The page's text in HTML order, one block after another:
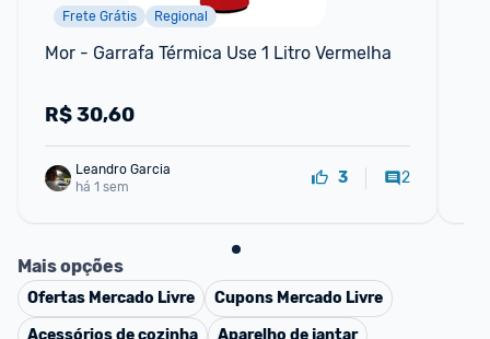
Frete Grátis Regional
Mor - Garrafa Térmica Use 1 Litro Vermelha
R$30,60
Leandro Garcia
há 1 sem
3 2
Mais opções
Ofertas Mercado Livre Cupons Mercado Livre
Acessórios de cozinha
Aparelho de jantar